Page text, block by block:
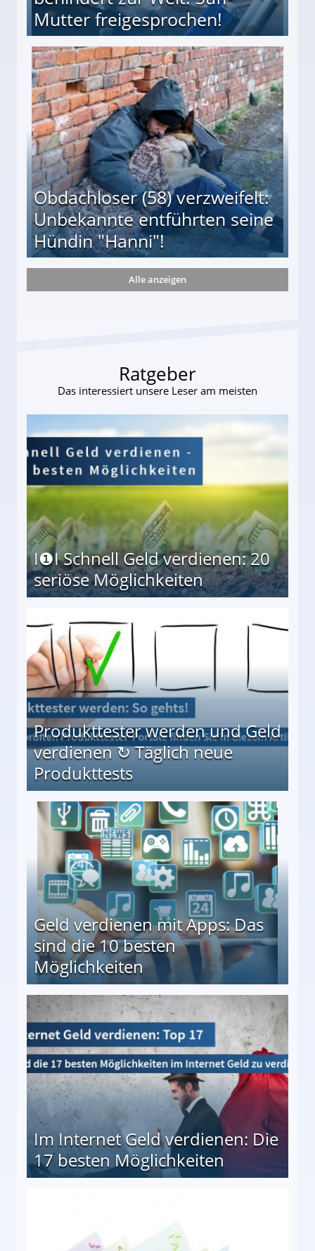
Mutter freigesprochen!
Mutter freigesprochen!
Obdachloser (58) verzweifelt:
Unbekannte entführten seine
Hündin "Hanni"!
entführten seine Hündin "Hanni"!
Alle anzeigen
Ratgeber
Das interessiert unsere Leser am meisten
I❶I Schnell Geld verdienen: 20
seriöse Möglichkeiten
Produkttester werden und Geld
verdienen ↻ Täglich neue
Produkttests
↻ Täglich neue Produkttests
Geld verdienen mit Apps: Das
sind die 10 besten
Möglichkeiten
besten Möglichkeiten
Im Internet Geld verdienen: Die
17 besten Möglichkeiten